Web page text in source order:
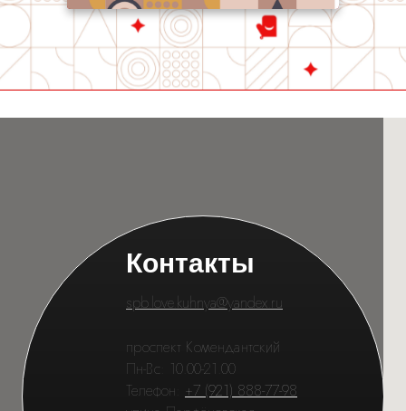
Контакты
spb.love.kuhnya@yandex.ru
проспект Комендантский
Пн-Вс: 10.00-21.00
Телефон: +7 (921) 888-77-98